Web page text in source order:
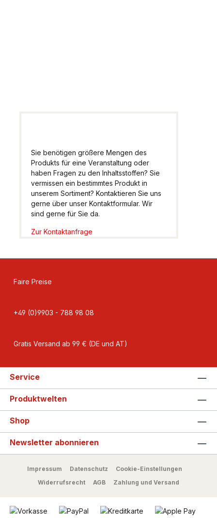
Sie benötigen größere Mengen des
Produkts für eine Veranstaltung oder
haben Fragen zu den Inhaltsstoffen? Sie
vermissen ein bestimmtes Produkt in
unserem Sortiment? Kontaktieren Sie uns
gerne über unser Kontaktformular. Wir
sind gerne für Sie da.
Zur Kontaktanfrage
Faire Preise
+49 (0)9903 - 788 98 08
Gratis Versand ab 99 € (DE und AT)
Service
Produktwelten
Shop
Newsletter abonnieren
Impressum Datenschutz
Cookie-Einstellungen
Widerrufsrecht
AGB Zahlung und Versand